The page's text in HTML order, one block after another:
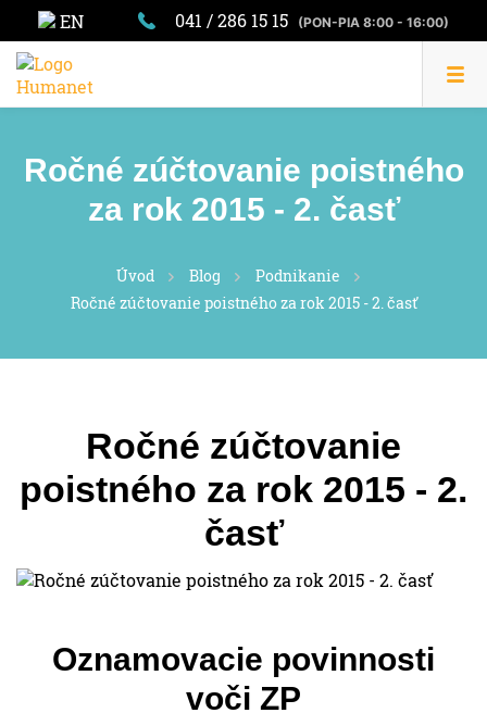
EN 041 / 286 15 15 (PON-PIA 8:00 - 16:00)
Ročné zúčtovanie poistného
za rok 2015 - 2. časť
Úvod Blog
Podnikanie
Ročné zúčtovanie poistného za rok 2015 - 2. časť
Ročné zúčtovanie
poistného za rok 2015 - 2.
časť
Oznamovacie povinnosti
voči ZP